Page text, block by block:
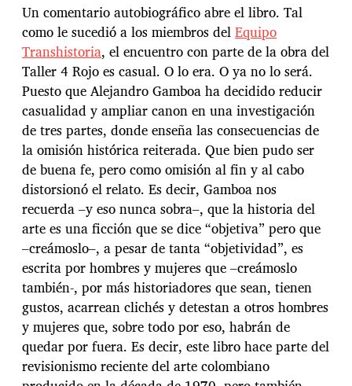
Un comentario autobiográfico abre el libro. Tal
como le sucedió a los miembros delEquipo
Transhistoria, el encuentro con parte de la obra del
Taller 4 Rojo es casual. O lo era. O ya no lo será.
Puesto que Alejandro Gamboa ha decidido reducir
casualidad y ampliar canon en una investigación
de tres partes, donde enseña las consecuencias de
la omisión histórica reiterada. Que bien pudo ser
de buena fe, pero como omisión al fin y al cabo
distorsionó el relato. Es decir, Gamboa nos
recuerda –y eso nunca sobra–, que la historia del
arte es una ficción que se dice “objetiva” pero que
–creámoslo–, a pesar de tanta “objetividad”, es
escrita por hombres y mujeres que –creámoslo
también-, por más historiadores que sean, tienen
gustos, acarrean clichés y detestan a otros hombres
y mujeres que, sobre todo por eso, habrán de
quedar por fuera. Es decir, este libro hace parte del
revisionismo reciente del arte colombiano